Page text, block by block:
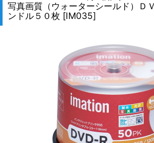
写真画質（ウォーターシールド）Ｄ
ンドル５０枚 [IM035]